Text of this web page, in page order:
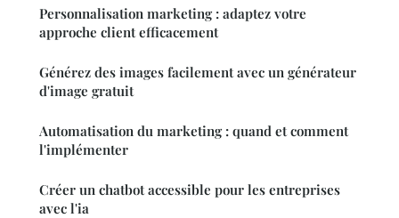
Personnalisation marketing : adaptez votre
approche client efficacement
Générez des images facilement avec un générateur
d'image gratuit
Automatisation du marketing : quand et comment
l'implémenter
Créer un chatbot accessible pour les entreprises
avec l'ia